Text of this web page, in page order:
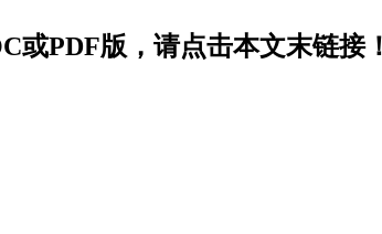
或PDF版，请点击本文末链接！